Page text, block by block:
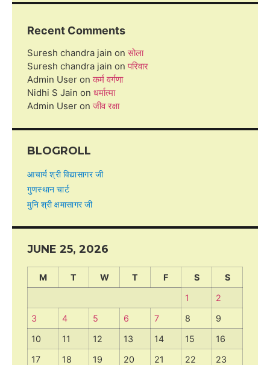
Recent Comments
Suresh chandra jain onसोला
Suresh chandra jain onपरिवार
Admin User onकर्म वर्गणा
Nidhi S Jain on धर्मात्मा
Admin User onजीव रक्षा
BLOGROLL
आचार्य श्री विद्यासागर जी
गुणस्थान चार्ट
मुनि श्री क्षमासागर जी
JUNE 25, 2026
M T W T F S
S
1
2
3
4 5 6 7 8
9
10
11 12 13 14 15
16
17
18 19 20 21 22
23